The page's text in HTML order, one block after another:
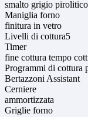
smalto grigio pirolitico
Maniglia forno
finitura in vetro
Livelli di cottura5
Timer
fine cottura tempo
Programmi di cottura
Bertazzoni Assistant
Cerniere
ammortizzata
Griglie forno